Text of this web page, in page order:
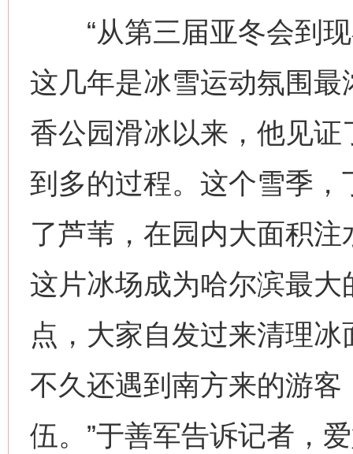
“从第三届亚冬会到现
这几年是冰雪运动氛围
香公园滑冰以来，他见
到多的过程。这个雪季
了芦苇，在园内大面积
这片冰场成为哈尔滨最大
点，大家自发过来清理
不久还遇到南方来的游
伍。”于善军告诉记者，